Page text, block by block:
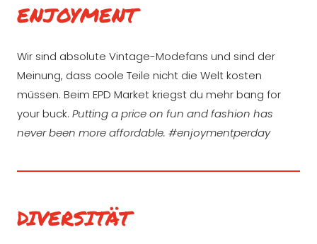
ENJOYMENT
Wir sind absolute Vintage-Modefans und sind der
Meinung, dass coole Teile nicht die Welt kosten
müssen. Beim EPD Market kriegst du mehr bang for
your buck. Putting a price on fun and fashion has
never been more affordable. #enjoymentperday
DIVERSITÄT